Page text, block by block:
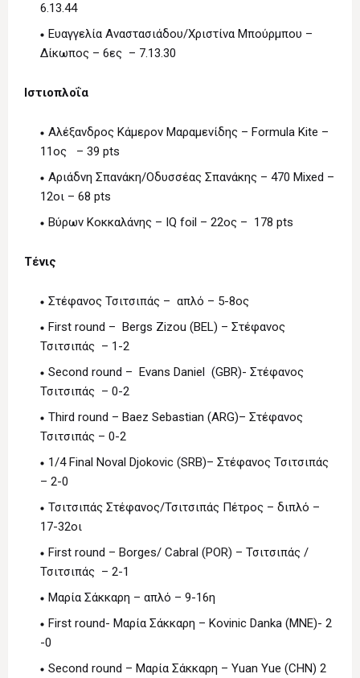
6.13.44
Ευαγγελία Αναστασιάδου/Χριστίνα Μπούρμπου –
Δίκωπος – 6ες – 7.13.30
Ιστιοπλοΐα
Αλέξανδρος Κάμερον Μαραμενίδης – Formula Kite –
11ος – 39 pts
Αριάδνη Σπανάκη/Οδυσσέας Σπανάκης – 470 Mixed –
12οι – 68 pts
Βύρων Κοκκαλάνης – IQ foil – 22ος – 178 pts
Τένις
Στέφανος Τσιτσιπάς – απλό – 5-8ος
First round – Bergs Zizou (BEL) – Στέφανος
Τσιτσιπάς – 1-2
Second round – Evans Daniel (GBR)- Στέφανος
Τσιτσιπάς – 0-2
Third round – Baez Sebastian (ARG)– Στέφανος
Τσιτσιπάς – 0-2
1/4 Final Noval Djokovic (SRB)– Στέφανος Τσιτσιπάς
– 2-0
Τσιτσιπάς Στέφανος/Τσιτσιπάς Πέτρος – διπλό –
17-32οι
First round – Borges/ Cabral (POR) – Τσιτσιπάς /
Τσιτσιπάς – 2-1
Μαρία Σάκκαρη – απλό – 9-16η
First round- Μαρία Σάκκαρη – Kovinic Danka (MNE)- 2
-0
Second round – Μαρία Σάκκαρη – Yuan Yue (CHN) 2